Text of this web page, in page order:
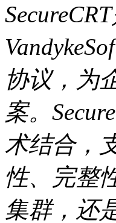
协议，为
案。
术结合，
性、完整
集群，还